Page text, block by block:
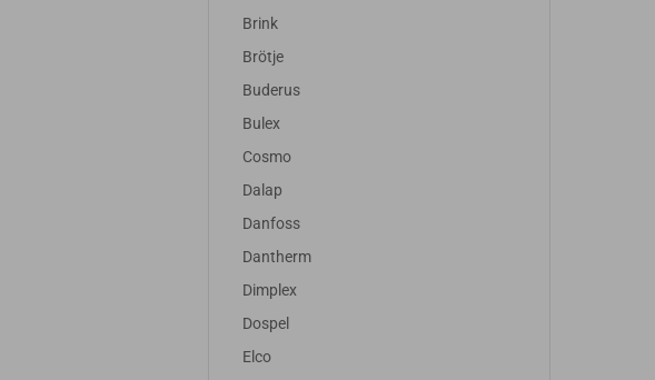
Brink
Brötje
Buderus
Bulex
Cosmo
Dalap
Danfoss
Dantherm
Dimplex
Dospel
Elco